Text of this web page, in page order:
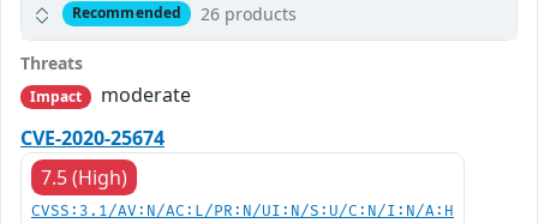
Recommended 26 products
Threats
Impact
moderate
CVE-2020-25674
7.5 (High)
CVSS:3.1/AV:N/AC:L/PR:N/UI:N/S:U/C:N/I:N/A:H